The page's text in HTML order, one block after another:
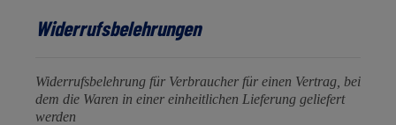
Widerrufsbelehrungen
Widerrufsbelehrung für Verbraucher für einen Vertrag, bei
dem die Waren in einer einheitlichen Lieferung geliefert
werden